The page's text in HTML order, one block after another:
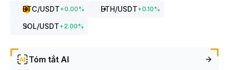
BTC/USDT+0.00% ETH/USDT+0.10%
SOL/USDT+2.00%
Tóm tắt AI